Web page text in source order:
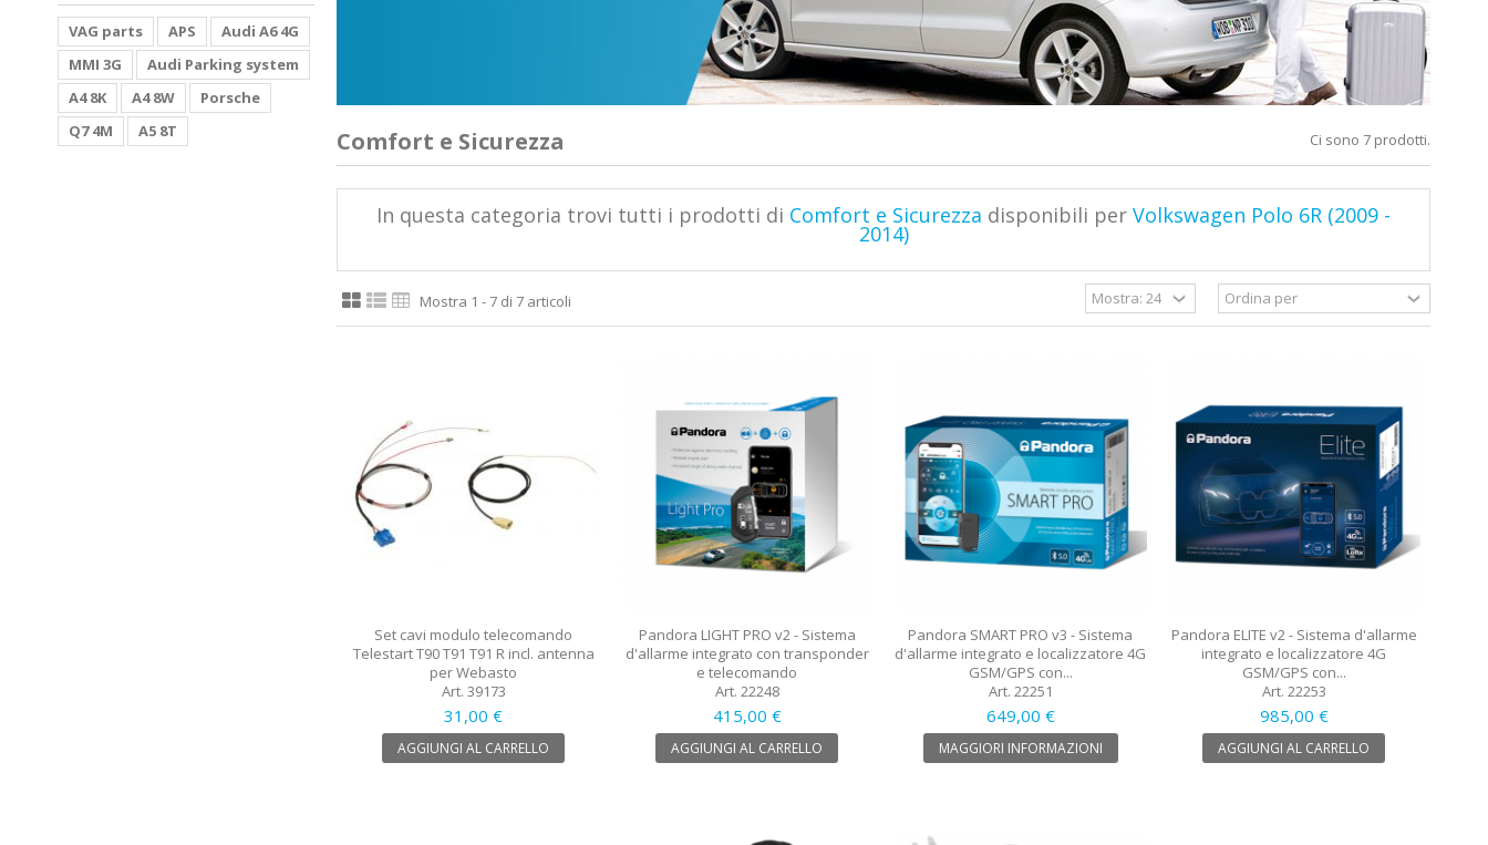
Comfort e Sicurezza Ci sono 7 prodotti.
In questa categoria trovi tutti i prodotti di Comfort e Sicurezza disponibili per Volkswagen Polo 6R (2009 -
2014)
Mostra 1 - 7 di 7 articoli
Set cavi modulo telecomando
Telestart T90 T91 T91 R incl. antenna
per Webasto
Art. 39173
31,00 €
AGGIUNGI AL CARRELLO
Pandora LIGHT PRO v2 - Sistema
d'allarme integrato con transponder
e telecomando
Art. 22248
415,00 €
AGGIUNGI AL CARRELLO
Pandora SMART PRO v3 - Sistema
d'allarme integrato e localizzatore 4G
GSM/GPS con...
Art. 22251
649,00 €
MAGGIORI INFORMAZIONI
Pandora ELITE v2 - Sistema d'allarme
integrato e localizzatore 4G
GSM/GPS con...
Art. 22253
985,00 €
AGGIUNGI AL CARRELLO
VAG parts APS
Audi A6 4G
MMI 3G
Audi Parking system
A4 8K
A4 8W
Porsche
Q7 4M
A5 8T